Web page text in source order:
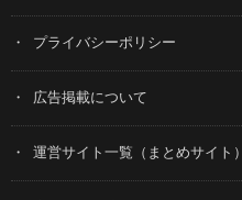
プライバシーポリシー
広告掲載について
運営サイト一覧（まとめサイト）